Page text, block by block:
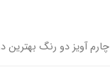
چارم آویز دو رنگ بهترین